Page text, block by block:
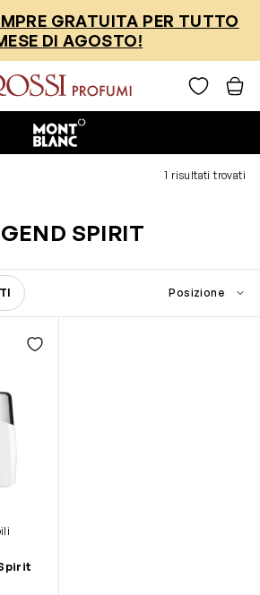
GRATUITA PER TUTTO
DI AGOSTO!
1 risultati trovati
SPIRIT
prodotti